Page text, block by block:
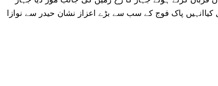
پاک فوج کے سب سے بڑے اعزاز نشان حیدر سے نوازا